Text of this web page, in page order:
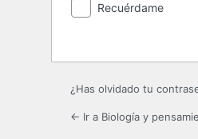
Recuérdame
¿Has olvidado tu
← Ir a Biología y